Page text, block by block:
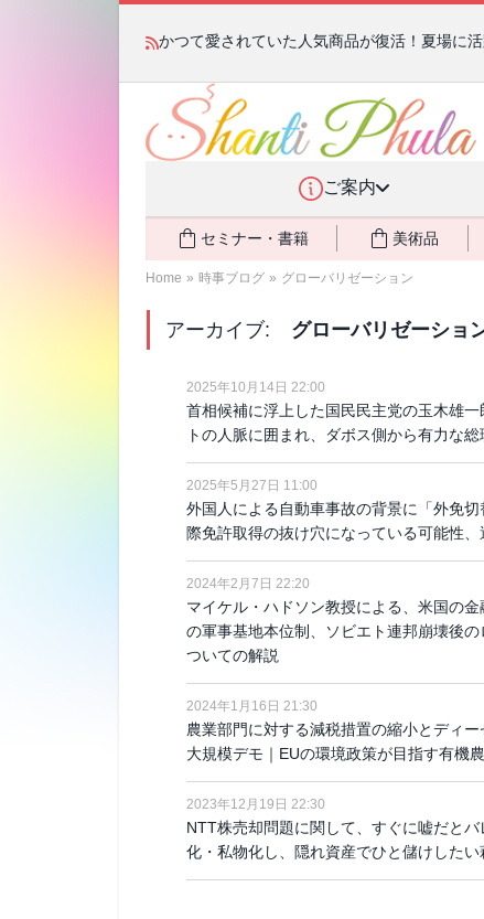
かつて愛されていた人気商品が復活！夏場に
ご案内
セミナー・書籍 美術品
Home » 時事ブログ » グローバリゼーション
アーカイブ: グローバリゼーショ
2025年10月14日 22:00
首相候補に浮上した国民民主党の玉木雄
トの人脈に囲まれ、ダボス側から有力な
2025年5月27日 11:00
外国人による自動車事故の背景に「外免
際免許取得の抜け穴になっている可能性
2024年2月7日 22:20
マイケル・ハドソン教授による、米国の
の軍事基地本位制、ソビエト連邦崩壊後
ついての解説
2024年1月16日 21:30
農業部門に対する減税措置の縮小とディ
大規模デモ｜EUの環境政策が目指す有機
2023年12月19日 22:30
NTT株売却問題に関して、すぐに嘘だと
化・私物化し、隠れ資産でひと儲けした